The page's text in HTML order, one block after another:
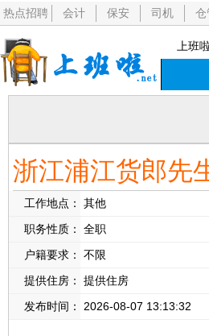
热点招聘 会计 保安 司机 仓
上班
浙江浦江货郎先
工作地点： 其他
职务性质：
全职
户籍要求：
不限
提供住房：
提供住房
发布时间：
2026-08-07 13:13:32